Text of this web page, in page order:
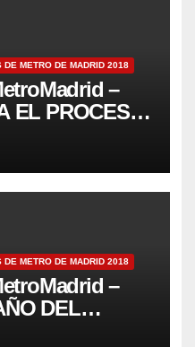
METRO DE MADRID 2018
–
EL PROCESO
METRO DE MADRID 2018
–
DEL